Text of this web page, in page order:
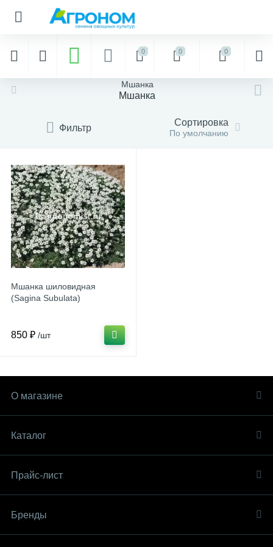
0 0 0
Мшанка
Мшанка
Фильтр Сортировка
По умолчанию
Мшанка шиловидная
(Sagina Subulata)
850 ₽ /шт
О магазине
Каталог
Прайс-лист
Бренды